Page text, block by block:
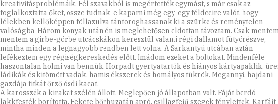
kreativitásproblémáik. Fél szavakból is megértették egymást, s már csak az
foglalkoztatta őket, össze tudnak-e kaparni még egy-egy féldecire valót, hogy
lélekben kellőképpen föllazulva tántoroghassanak ki a szürke és reménytelen
valóságba. Három konyak után én is meglehetősen oldottan távoztam. Csak
mentem a girbe-görbe utcácskákon keresztül valami régi dallamot fütyörészve,
mintha minden a legnagyobb rendben lett volna. A Sarkantyú utcában aztán
lefékeztem egy régiségkereskedés előtt. Imádom ezeket a boltokat. Mindenféle
haszontalan holmi van bennük. Horpadt gyertyatartók és hiányos kártyapaklik,
ládikák és kitömött vadak, hamis ékszerek és homályos tükrök. Megannyi, hajdani
gazdája titkát őrző ósdi kacat.
A karosszék a kirakat szélén állott. Meglepően jó állapotban volt. Fáját bordó
lakkfesték borította. Fekete bőrhuzatán apró, csillagfejű szegek fénylettek. Karfáit